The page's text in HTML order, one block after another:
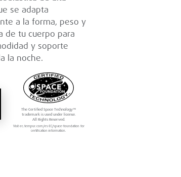
es una
de alta
se adapta
a la forma, peso y
de tu cuerpo para
y soporte
la noche.